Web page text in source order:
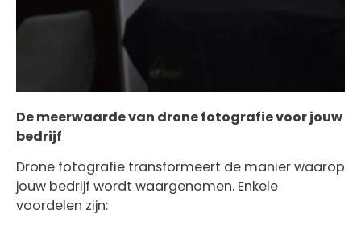
De meerwaarde van drone fotografie voor jouw
bedrijf
Drone fotografie transformeert de manier waarop
jouw bedrijf wordt waargenomen. Enkele
voordelen zijn: